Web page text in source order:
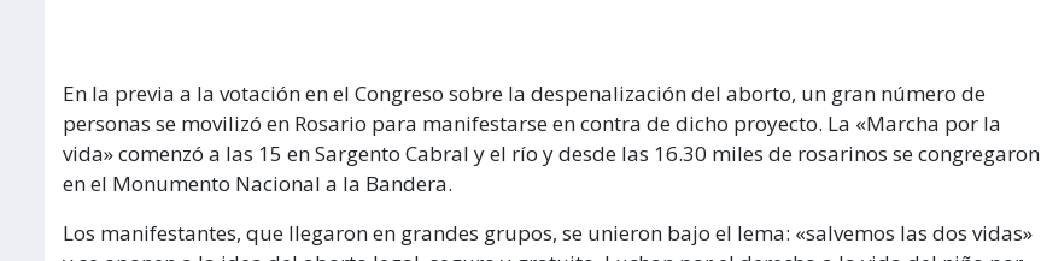
En la previa a la votación en el Congreso sobre la despenalización del aborto, un gran número de
personas se movilizó en Rosario para manifestarse en contra de dicho proyecto. La «Marcha por la
vida» comenzó a las 15 en Sargento Cabral y el río y desde las 16.30 miles de rosarinos se congregaron
en el Monumento Nacional a la Bandera.
Los manifestantes, que llegaron en grandes grupos, se unieron bajo el lema: «salvemos las dos vidas»